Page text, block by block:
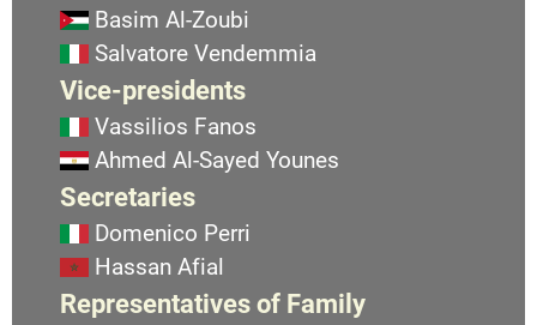
Basim Al-Zoubi
Salvatore Vendemmia
Vice-presidents
Vassilios Fanos
Ahmed Al-Sayed Younes
Secretaries
Domenico Perri
Hassan Afial
Representatives of Family